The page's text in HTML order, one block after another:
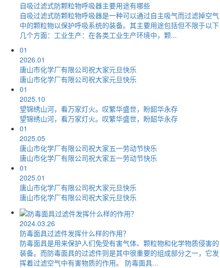
自吸过滤式防颗粒物呼吸器主要用途有哪些
自吸过滤式防颗粒物呼吸器是一种可以通过自主吸气而过滤掉空气
中的颗粒物以保护呼吸系统的装备。其主要用途包括但不限于以下
几个方面：工业生产：在各类工业生产环境中，颗...
01
2026.01
唐山市化学厂有限公司祝大家元旦快乐
唐山市化学厂有限公司祝大家元旦快乐
01
2025.10
望锦绣山河，看万家灯火。叹繁华盛世，盼韶华永存
望锦绣山河，看万家灯火。叹繁华盛世，盼韶华永存
01
2025.05
唐山市化学厂有限公司祝大家五一劳动节快乐
唐山市化学厂有限公司祝大家五一劳动节快乐
01
2025.01
唐山市化学厂有限公司祝大家元旦快乐
唐山市化学厂有限公司祝大家元旦快乐
2024.03.26
防毒面具过滤件发挥什么样的作用？
防毒面具是用来保护人们免受有害气体、颗粒物和化学物质侵害的
装备。而防毒面具的过滤件则是其中很重要的组成部分之一，它发
挥着过滤空气中有害物质的作用。 防毒面具...